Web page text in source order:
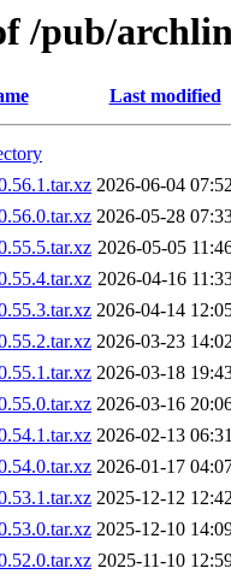
/pub/
Last modified
2026-06-04
2026-05-28
2026-05-05
2026-04-16
2026-04-14
2026-03-23
2026-03-18
2026-03-16
2026-02-13 06:31
2026-01-17
2025-12-12
2025-12-10
2025-11-10